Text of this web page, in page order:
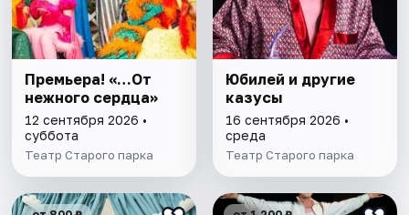
Премьера! «…От
нежного сердца»
12 сентября 2026 •
суббота
Театр Старого паркa
Юбилей и другие
казусы
16 сентября 2026 •
среда
Театр Старого паркa